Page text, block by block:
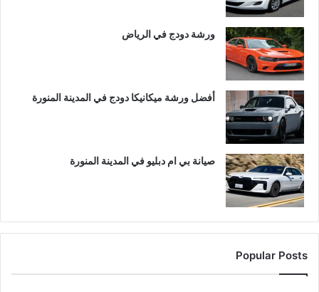
ورشة دودج في الرياض
أفضل ورشة ميكانيكا دودج في المدينة المنورة
صيانة بي ام دبليو في المدينة المنورة
Popular Posts